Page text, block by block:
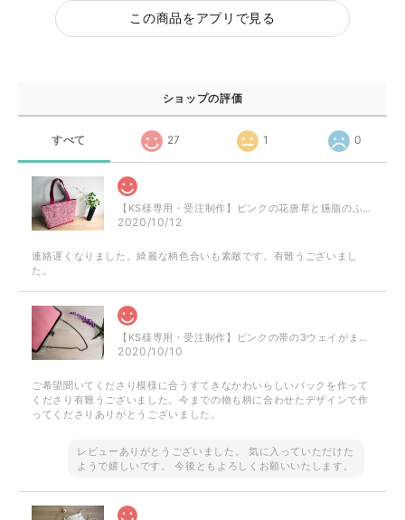
この商品をアプリで見る
ショップの評価
すべて 27 1 0
【KS様専用・受注制作】ピンクの花唐草と臙脂のふくれ織のミニトート
2020/10/12
連絡遅くなりました。綺麗な柄色合いも素敵です。有難うございまし
た。
【KS様専用・受注制作】ピンクの帯の3ウェイがまぐちバッグ
2020/10/10
ご希望聞いてくださり模様に合うすてきなかわいらしいバックを作って
くださり有難うございました。今までの物も柄に合わせたデザインで作
ってくださりありがとうございました。
レビューありがとうございました。 気に入っていただけた
ようで嬉しいです。 今後ともよろしくお願いいたします。